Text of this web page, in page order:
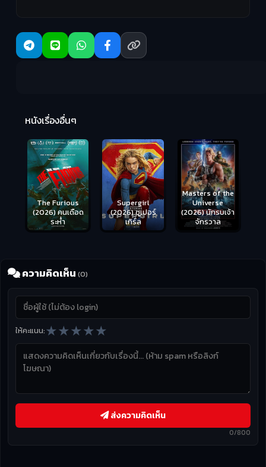
หนังเรื่องอื่นๆ
Supergirl
(2026) ซูเปอร์
เกิร์ล
Masters of the
Universe
(2026) นักรบเจ้า
จักรวาล
Hungry (2026)
มันเด้งขึ้นมาแดก
ความคิดเห็น (0)
ให้คะแนน:★★★★★
0/800
ส่งความคิดเห็น